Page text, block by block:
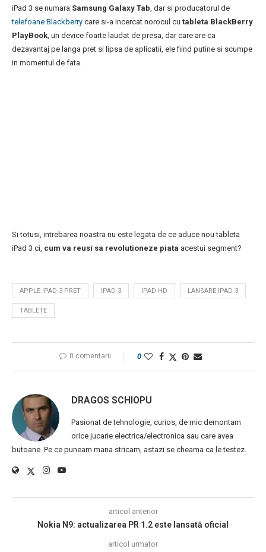
iPad 3 se numara Samsung Galaxy Tab, dar si producatorul de
telefoane Blackberry care si-a incercat norocul cu tableta BlackBerry
PlayBook, un device foarte laudat de presa, dar care are ca
dezavantaj pe langa pret si lipsa de aplicatii, ele fiind putine si scumpe
in momentul de fata.
Si totusi, intrebarea noastra nu este legata de ce aduce nou tableta
iPad 3 ci, cum va reusi sa revolutioneze piata acestui segment?
APPLE IPAD 3 PRET IPAD 3 IPAD HD LANSARE IPAD 3
TABLETE
0 comentarii 0
DRAGOS SCHIOPU
Pasionat de tehnologie, curios, de mic demontam
orice jucarie electrica/electronica sau care avea
butoane. Pe ce puneam mana stricam, astazi se cheama ca le testez.
articol anterior
Nokia N9: actualizarea PR 1.2 este lansată oficial
articol urmator